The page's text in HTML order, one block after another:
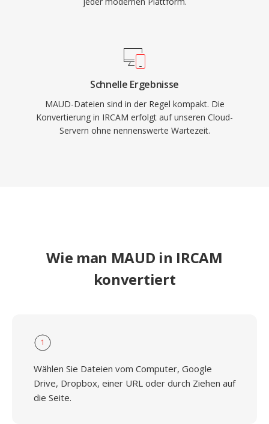
Schnelle Ergebnisse
MAUD-Dateien sind in der Regel kompakt. Die
Konvertierung in IRCAM erfolgt auf unseren Cloud-
Servern ohne nennenswerte Wartezeit.
Wie man MAUD in IRCAM
konvertiert
1
Wählen Sie Dateien vom Computer, Google
Drive, Dropbox, einer URL oder durch Ziehen auf
die Seite.